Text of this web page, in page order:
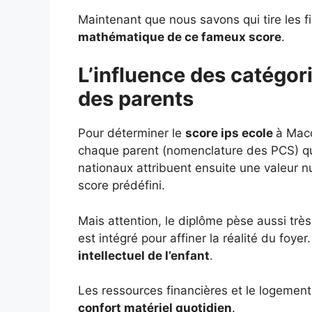
Maintenant que nous savons qui tire les
mathématique de ce fameux score.
L’influence des
des parents
Pour déterminer le score ips ecole à
chaque parent (nomenclature des PCS)
nationaux attribuent ensuite une valeur
score prédéfini.
Mais attention, le diplôme pèse aussi
est intégré pour affiner la réalité du
intellectuel de l’enfant.
Les ressources financières et le
confort matériel quotidien.